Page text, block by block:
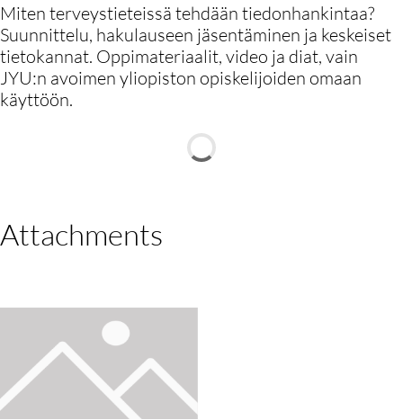
Miten terveystieteissä tehdään tiedonhankintaa?
Suunnittelu, hakulauseen jäsentäminen ja keskeiset
tietokannat. Oppimateriaalit, video ja diat, vain
JYU:n avoimen yliopiston opiskelijoiden omaan
käyttöön.
Attachments